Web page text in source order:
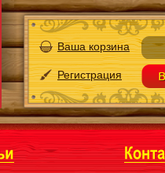
Ваша корзина
Регистрация